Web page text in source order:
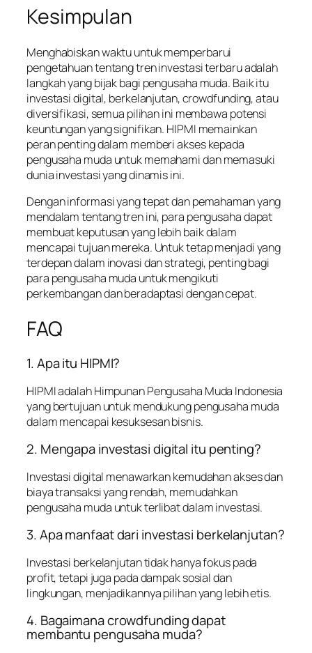
Kesimpulan
Menghabiskan waktu untuk memperbarui
pengetahuan tentang tren investasi terbaru adalah
langkah yang bijak bagi pengusaha muda. Baik itu
investasi digital, berkelanjutan, crowdfunding, atau
diversifikasi, semua pilihan ini membawa potensi
keuntungan yang signifikan. HIPMI memainkan
peran penting dalam memberi akses kepada
pengusaha muda untuk memahami dan memasuki
dunia investasi yang dinamis ini.
Dengan informasi yang tepat dan pemahaman yang
mendalam tentang tren ini, para pengusaha dapat
membuat keputusan yang lebih baik dalam
mencapai tujuan mereka. Untuk tetap menjadi yang
terdepan dalam inovasi dan strategi, penting bagi
para pengusaha muda untuk mengikuti
perkembangan dan beradaptasi dengan cepat.
FAQ
1. Apa itu HIPMI?
HIPMI adalah Himpunan Pengusaha Muda Indonesia
yang bertujuan untuk mendukung pengusaha muda
dalam mencapai kesuksesan bisnis.
2. Mengapa investasi digital itu penting?
Investasi digital menawarkan kemudahan akses dan
biaya transaksi yang rendah, memudahkan
pengusaha muda untuk terlibat dalam investasi.
3. Apa manfaat dari investasi berkelanjutan?
Investasi berkelanjutan tidak hanya fokus pada
profit, tetapi juga pada dampak sosial dan
lingkungan, menjadikannya pilihan yang lebih etis.
4. Bagaimana crowdfunding dapat
membantu pengusaha muda?